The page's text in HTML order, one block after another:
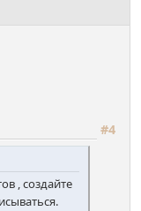
#4
, создайте